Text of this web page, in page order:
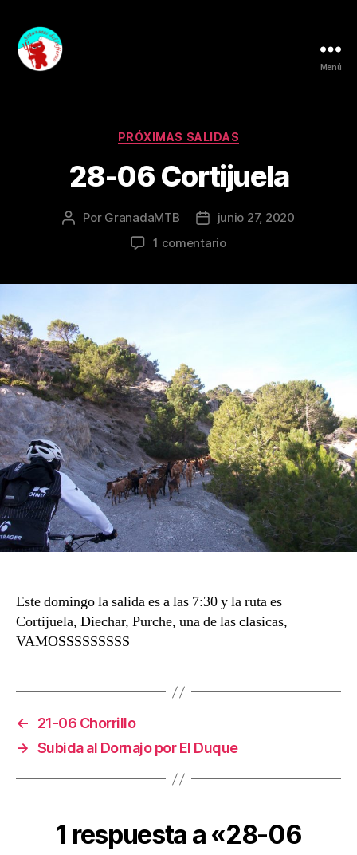
Menú
Categorías
PRÓXIMAS SALIDAS
28-06 Cortijuela
Autor
Por GranadaMTB
Fecha
de
junio 27, 2020
1 comentarioen
Este domingo la salida es a las 7:30 y la ruta es
Cortijuela, Diechar, Purche, una de las clasicas,
VAMOSSSSSSSSS
←
21-06 Chorrillo
→ Subida al Dornajo por El Duque
1 respuesta a «28-06